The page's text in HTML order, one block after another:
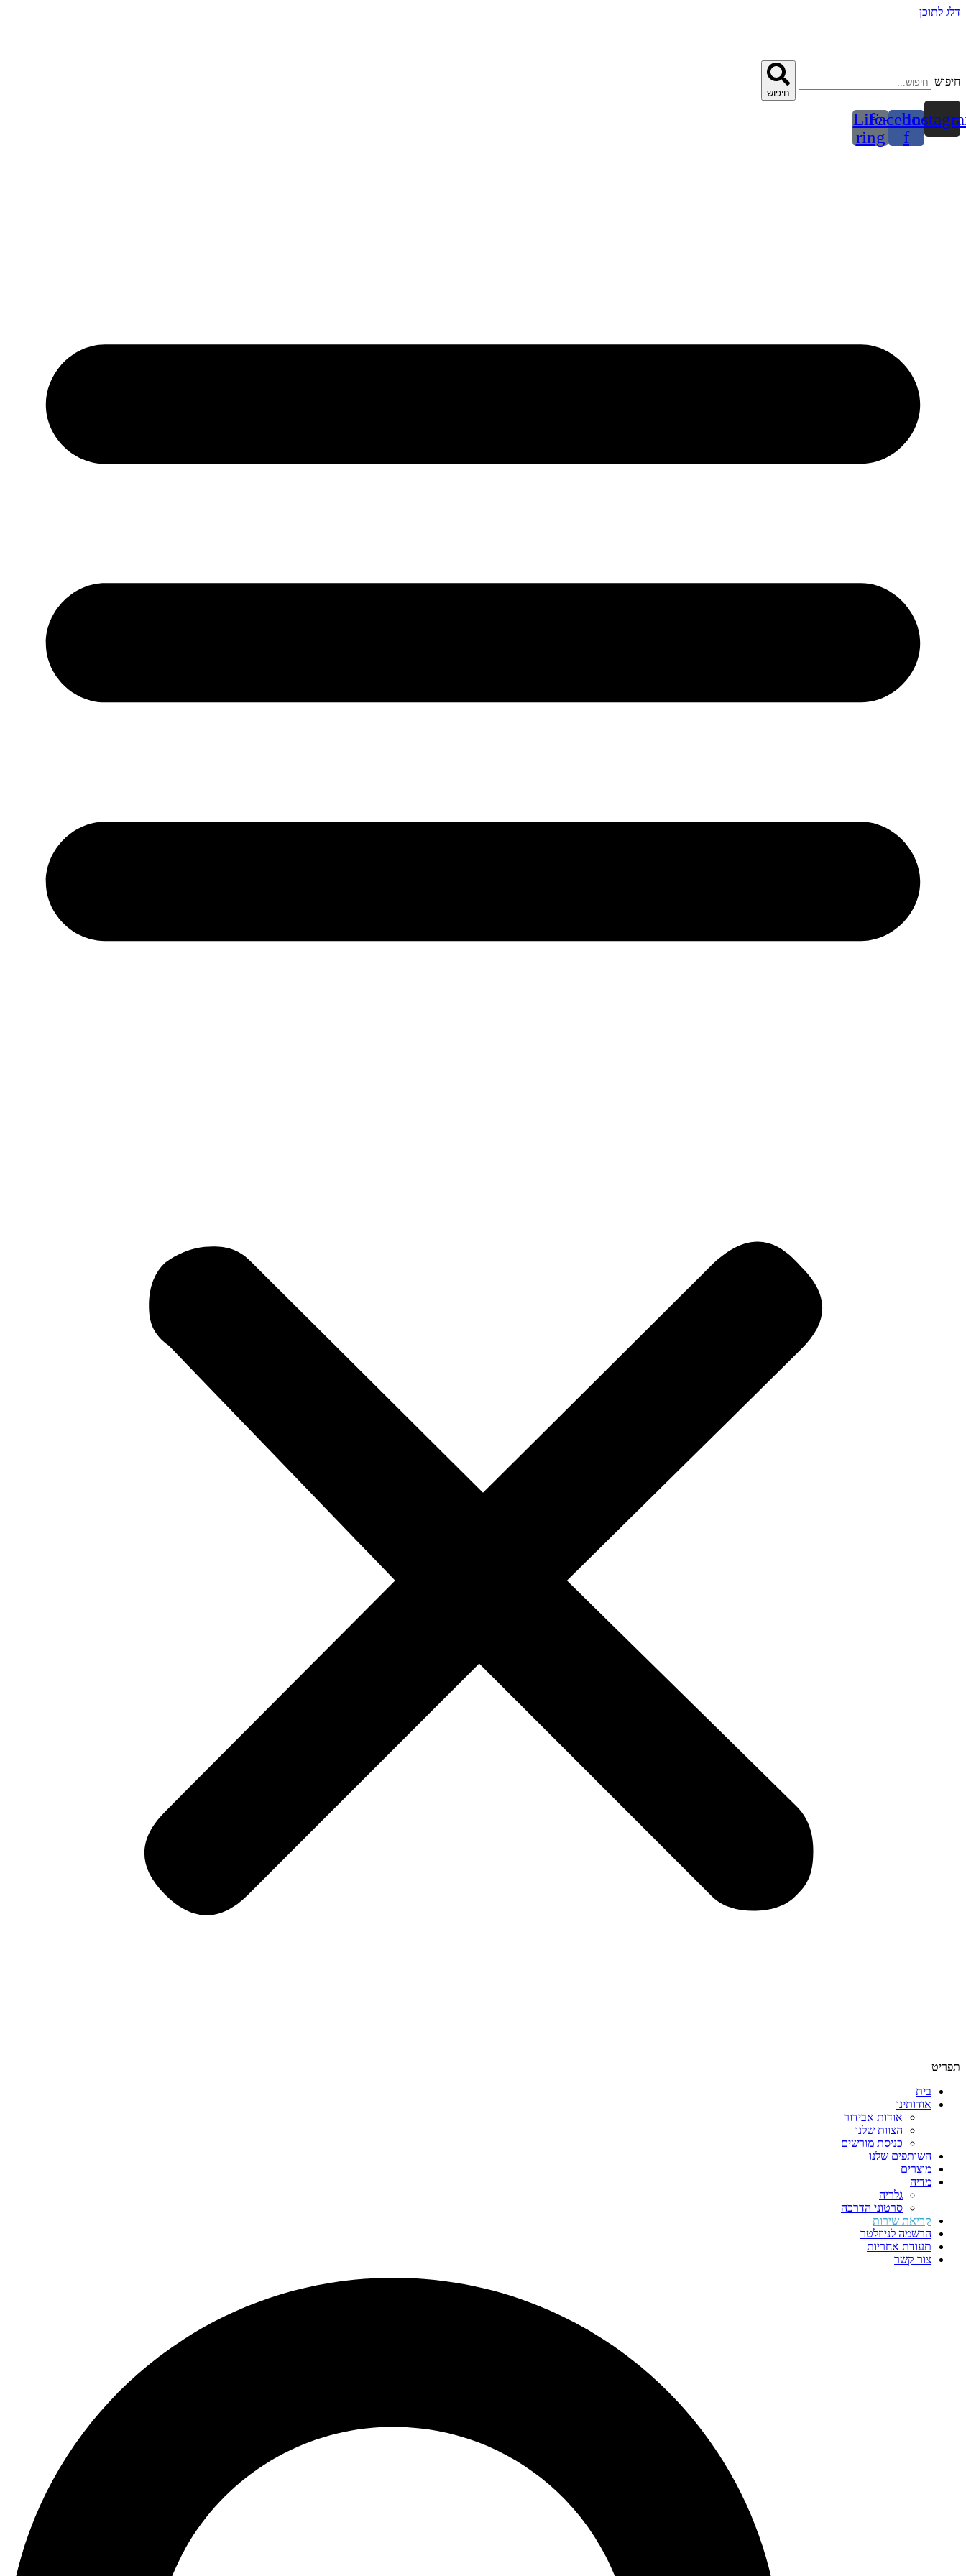
דלג לתוכן
חיפוש
חיפוש
Facebook-
f
Life-
ring
תפריט
בית
אודותינו
אודות אבידור
הצוות שלנו
כניסת מורשים
השותפים שלנו
מוצרים
מדיה
גלריה
סרטוני הדרכה
קריאת שירות
הרשמה לניוזלטר
תעודת אחריות
צור קשר